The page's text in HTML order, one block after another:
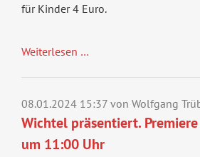
für Kinder 4 Euro.
Weiterlesen …
08.01.2024 15:37von Wolfgang
Wichtel präsentiert.
um 11:00 Uhr